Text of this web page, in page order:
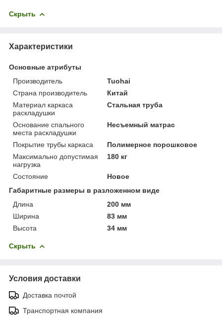
Скрыть
Характеристики
Основные атрибуты
Производитель
Tuohai
Страна производитель
Китай
Материал каркаса
раскладушки
Стальная труба
Основание спального
места раскладушки
Несъемный матрас
Покрытие трубы каркаса
Полимерное порошковое
Максимально допустимая
нагрузка
180 кг
Состояние
Новое
Габаритные размеры в разложенном виде
Длина
200 мм
Ширина
83 мм
Высота
34 мм
Скрыть
Условия доставки
Доставка почтой
Транспортная компания